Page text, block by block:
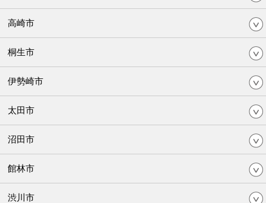
高崎市
桐生市
伊勢崎市
太田市
沼田市
館林市
渋川市